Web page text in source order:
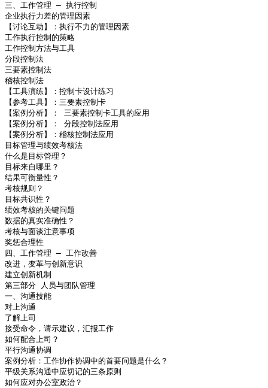
三、工作管理 – 执行控制
企业执行力差的管理因素
【讨论互动】：执行不力的管理因素
工作执行控制的策略
工作控制方法与工具
分段控制法
三要素控制法
稽核控制法
【工具演练】：控制卡设计练习
【参考工具】：三要素控制卡
【案例分析】： 三要素控制卡工具的应用
【案例分析】： 分段控制法应用
【案例分析】：稽核控制法应用
目标管理与绩效考核法
什么是目标管理？
目标来自哪里？
结果可衡量性？
考核规则？
目标共识性？
绩效考核的关键问题
数据的真实准确性？
考核与面谈注意事项
奖惩合理性
四、工作管理 – 工作改善
改进，变革与创新意识
建立创新机制
第三部分 人员与团队管理
一、沟通技能
对上沟通
了解上司
接受命令，请示建议，汇报工作
如何配合上司？
平行沟通协调
案例分析：工作协作协调中的首要问题是什么？
平级关系沟通中应切记的三条原则
如何应对办公室政治？